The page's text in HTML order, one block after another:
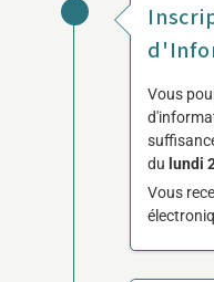
Vous
du lundi
Vous